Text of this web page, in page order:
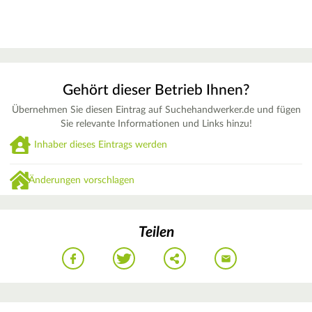
Gehört dieser Betrieb Ihnen?
Übernehmen Sie diesen Eintrag auf Suchehandwerker.de und fügen
Sie relevante Informationen und Links hinzu!
Inhaber dieses Eintrags werden
Änderungen vorschlagen
Teilen